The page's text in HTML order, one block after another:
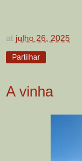
at julho 26, 2025
Partilhar
A vinha